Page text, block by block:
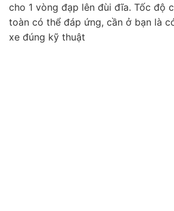
cho 1 vòng đạp lên đùi đĩa. Tốc độ
toàn có thể đáp ứng, cần ở bạn là
xe đúng kỹ thuật